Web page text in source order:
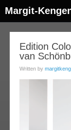
Margit-
Edition
van
Written by